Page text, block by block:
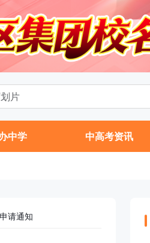
中学 中高考资讯
请通知